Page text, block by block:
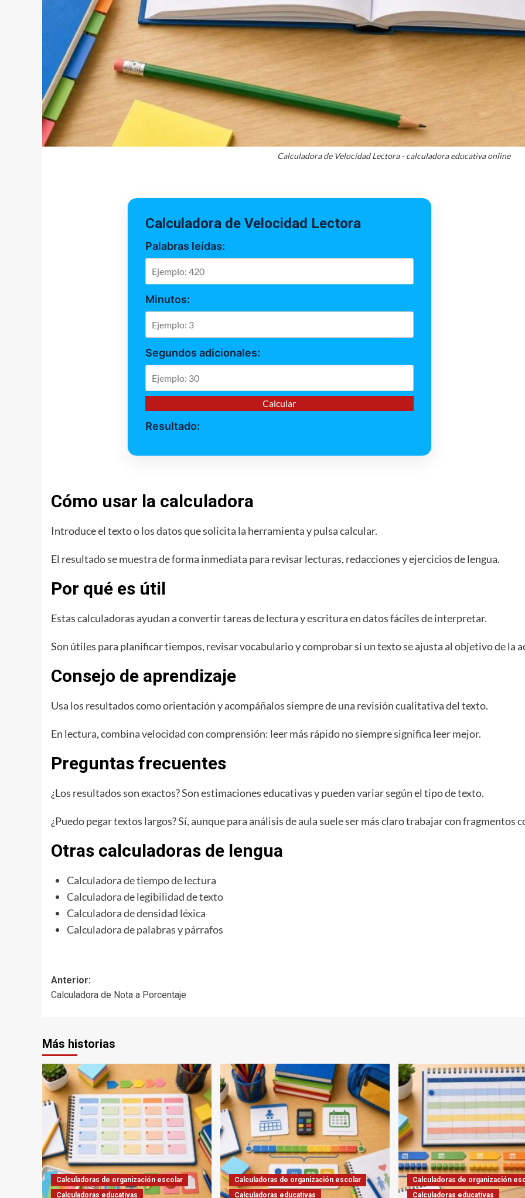
Calculadora de Velocidad Lectora - calculadora educativa online
Calculadora de Velocidad Lectora
Palabras leídas:
Minutos:
Segundos adicionales:
Calcular
Resultado:
Cómo usar la calculadora
Introduce el texto o los datos que solicita la herramienta y pulsa calcular.
El resultado se muestra de forma inmediata para revisar lecturas, redacciones y ejercicios de lengua.
Por qué es útil
Estas calculadoras ayudan a convertir tareas de lectura y escritura en datos fáciles de interpretar.
Son útiles para planificar tiempos, revisar vocabulario y comprobar si un texto se ajusta al objetivo de la
Consejo de aprendizaje
Usa los resultados como orientación y acompáñalos siempre de una revisión cualitativa del texto.
En lectura, combina velocidad con comprensión: leer más rápido no siempre significa leer mejor.
Preguntas frecuentes
¿Los resultados son exactos? Son estimaciones educativas y pueden variar según el tipo de texto.
¿Puedo pegar textos largos? Sí, aunque para análisis de aula suele ser más claro trabajar con fragmentos
Otras calculadoras de lengua
Calculadora de tiempo de lectura
Calculadora de legibilidad de texto
Calculadora de densidad léxica
Calculadora de palabras y párrafos
Navegación
de
Anterior:
Calculadora de Nota a Porcentaje
Más historias
Calculadoras de organización escolar
Calculadoras educativas
Calculadoras de organización escolar
Calculadoras educativas
Calculadoras de organización
Calculadoras educativas